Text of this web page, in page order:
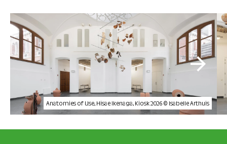
Anatomies of Use, Hisae Ikenaga, Kiosk 2026 © Isabelle Arthuis